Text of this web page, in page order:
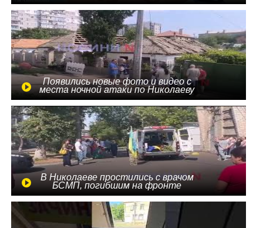
Появились новые фото и видео с
места ночной атаки по Николаеву
В Николаеве простились с врачом
БСМП, погибшим на фронте